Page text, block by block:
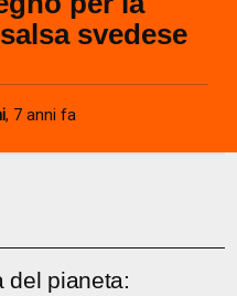
svedese
, 7 anni fa
del pianeta: